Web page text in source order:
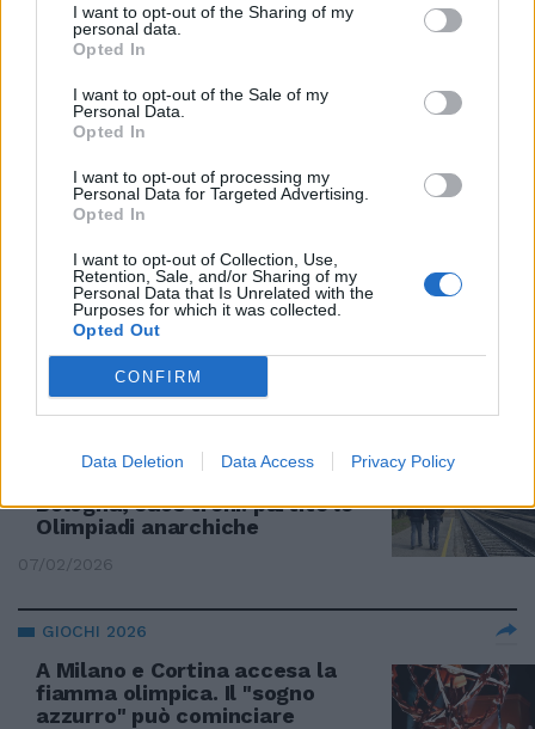
I want to opt-out of the Sharing of my
personal data.
Opted In
I want to opt-out of the Sale of my
Personal Data.
Opted In
I want to opt-out of processing my
Personal Data for Targeted Advertising.
Opted In
I want to opt-out of Collection, Use,
Retention, Sale, and/or Sharing of my
Personal Data that Is Unrelated with the
Purposes for which it was collected.
Opted Out
CONFIRM
Data Deletion Data Access Privacy Policy
L'ITALIA DEI RECORD
pattinaggio, argento e bronzo
nella discesa libera. Le prime
medaglie
07/02/2026
CAMPIONI DI SPIRITO
Sfottò olimpico di Macron: la
Gioconda che guarda la
delegazione francese
Bologna, caos treni: partite le
Olimpiadi anarchiche
07/02/2026
GIOCHI 2026
A Milano e Cortina accesa la
fiamma olimpica. Il "sogno
azzurro" può cominciare